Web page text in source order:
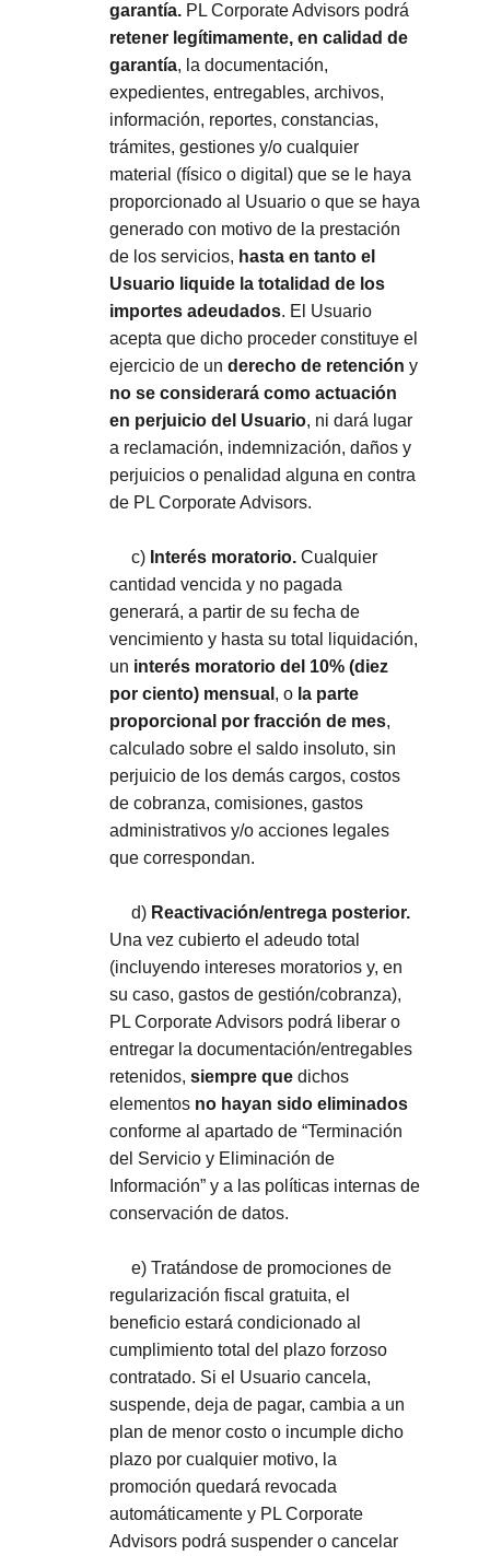
garantía. PL Corporate Advisors podrá
retener legítimamente, en calidad de
garantía, la documentación,
expedientes, entregables, archivos,
información, reportes, constancias,
trámites, gestiones y/o cualquier
material (físico o digital) que se le haya
proporcionado al Usuario o que se haya
generado con motivo de la prestación
de los servicios, hasta en tanto el
Usuario liquide la totalidad de los
importes adeudados. El Usuario
acepta que dicho proceder constituye el
ejercicio de un derecho de retención y
no se considerará como actuación
en perjuicio del Usuario, ni dará lugar
a reclamación, indemnización, daños y
perjuicios o penalidad alguna en contra
de PL Corporate Advisors.
     c)
Interés moratorio. Cualquier
cantidad vencida y no pagada
generará, a partir de su fecha de
vencimiento y hasta su total liquidación,
un interés moratorio del 10% (diez
por ciento) mensual , o la parte
proporcional por fracción de mes,
calculado sobre el saldo insoluto, sin
perjuicio de los demás cargos, costos
de cobranza, comisiones, gastos
administrativos y/o acciones legales
que correspondan.
     d)
Reactivación/entrega posterior.
Una vez cubierto el adeudo total
(incluyendo intereses moratorios y, en
su caso, gastos de gestión/cobranza),
PL Corporate Advisors podrá liberar o
entregar la documentación/entregables
retenidos, siempre que dichos
elementos no hayan sido eliminados
conforme al apartado de “Terminación
del Servicio y Eliminación de
Información” y a las políticas internas de
conservación de datos.
regularización fiscal gratuita, el
beneficio estará condicionado al
cumplimiento total del plazo forzoso
contratado. Si el Usuario cancela,
suspende, deja de pagar, cambia a un
plan de menor costo o incumple dicho
plazo por cualquier motivo, la
promoción quedará revocada
automáticamente y PL Corporate
Advisors podrá suspender o cancelar